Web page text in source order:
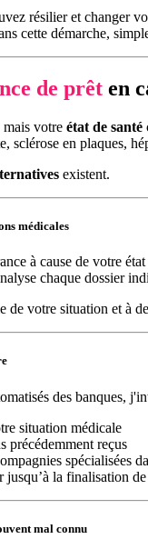
résilier et changer
cette démarche,
de prêt en
votre état de santé
sclérose en plaques,
existent.
médicales
à cause de votre
chaque dossier
de votre situation et à
des banques,
situation médicale
précédemment reçus
spécialisées
jusqu’à la finalisation
mal connu